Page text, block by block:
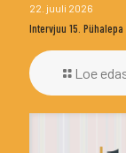
22. juuli 2026
Intervjuu 15.
Loe